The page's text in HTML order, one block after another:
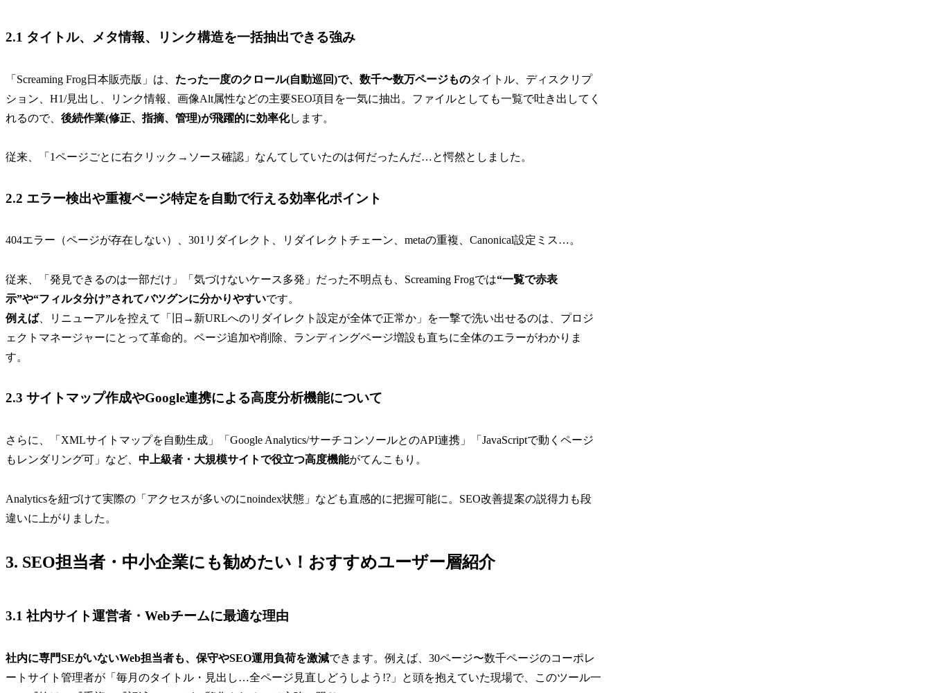
2.1 タイトル、メタ情報、リンク構造を一括抽出できる強み
「Screaming Frog日本販売版」は、 たった一度のクロール(自動巡回)で、数千〜数万ページものタイトル、ディスクリプ
ション、H1/見出し、リンク情報、画像Alt属性などの主要SEO項目を一気に抽出。ファイルとしても一覧で吐き出してく
れるので、 後続作業(修正、指摘、管理)が飛躍的に効率化します。
従来、「1ページごとに右クリック→ソース確認」なんてしていたのは何だったんだ…と愕然としました。
2.2 エラー検出や重複ページ特定を自動で行える効率化ポイント
404エラー（ページが存在しない）、301リダイレクト、リダイレクトチェーン、metaの重複、Canonical設定ミス…。
従来、「発見できるのは一部だけ」「気づけないケース多発」だった不明点も、Screaming Frogでは“一覧で赤表
示”や“フィルタ分け”されてバツグンに分かりやすいです。
例えば、リニューアルを控えて「旧→新URLへのリダイレクト設定が全体で正常か」を一撃で洗い出せるのは、プロジ
ェクトマネージャーにとって革命的。ページ追加や削除、ランディングページ増設も直ちに全体のエラーがわかりま
す。
2.3 サイトマップ作成やGoogle連携による高度分析機能について
さらに、「XMLサイトマップを自動生成」「Google Analytics/サーチコンソールとのAPI連携」「JavaScriptで動くページ
もレンダリング可」など、 中上級者・大規模サイトで役立つ高度機能がてんこもり。
Analyticsを紐づけて実際の「アクセスが多いのにnoindex状態」なども直感的に把握可能に。SEO改善提案の説得力も段
違いに上がりました。
3. SEO担当者・中小企業にも勧めたい！おすすめユーザー層紹介
3.1 社内サイト運営者・Webチームに最適な理由
社内に専門SEがいないWeb担当者も、保守やSEO運用負荷を激減できます。例えば、30ページ〜数千ページのコーポレ
ートサイト管理者が「毎月のタイトル・見出し…全ページ見直しどうしよう!?」と頭を抱えていた現場で、このツール一